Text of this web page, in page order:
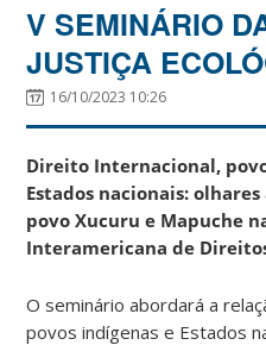
V SEMINÁRIO
JUSTIÇA
16/10/2023 10:26
Direito Internacional,
Estados nacionais:
povo Xucuru e Mapuche
Interamericana de
O seminário abordará a
povos indígenas e Estados